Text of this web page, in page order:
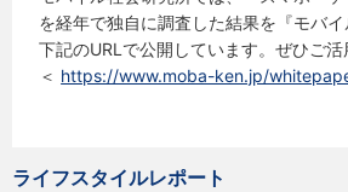
を経年で独自に調査した結果を『モバ
下記のURLで公開しています。ぜひご活
＜ https://www.moba-ken.jp/
ライフスタイルレポート